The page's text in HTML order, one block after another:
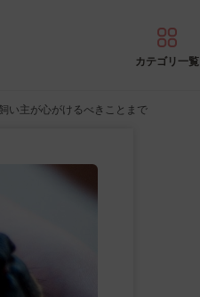
カテゴリ一覧
い主が心がけるべきことまで